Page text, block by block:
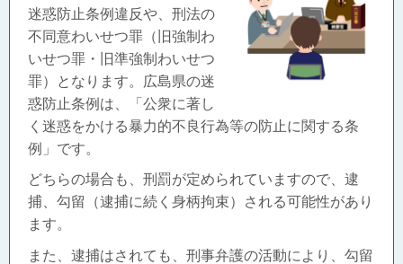
迷惑防止条例違反や、刑法の
不同意わいせつ罪（旧強制わ
いせつ罪・旧準強制わいせつ
罪）となります。広島県の迷
惑防止条例は、「 公衆に著し
く迷惑をかける暴力的不良行為等の防止に関する条
例」です。
どちらの場合も、刑罰が定められていますので、逮
捕、勾留（逮捕に続く身柄拘束）される可能性があり
ます。
また、逮捕はされても、刑事弁護の活動により、勾留